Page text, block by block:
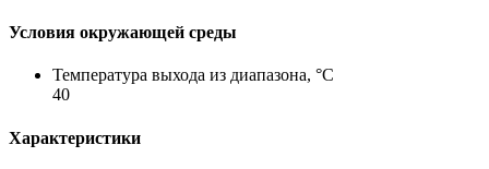
Условия окружающей среды
Температура выхода из диапазона, °C
40
Характеристики